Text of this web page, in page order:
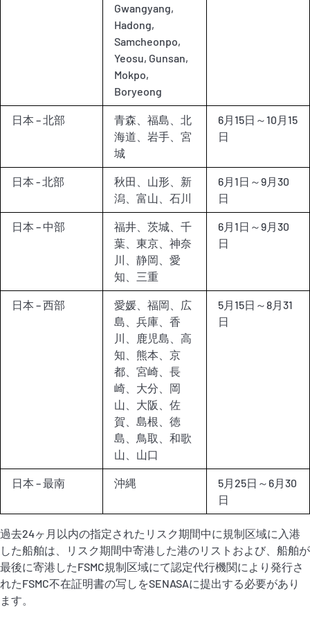
Gwangyang,
Hadong,
Samcheonpo,
Yeosu, Gunsan,
Mokpo,
Boryeong
日本 – 北部
青森、福島、北
海道、岩手、宮
城
6月15日～10月15
日
日本 - 北部
秋田、山形、新
潟、富山、石川
6月1日～9月30
日
日本 – 中部
福井、茨城、千
葉、東京、神奈
川、静岡、愛
知、三重
6月1日～9月30
日
日本 – 西部
愛媛、福岡、広
島、兵庫、香
川、鹿児島、高
知、熊本、京
都、宮崎、長
崎、大分、岡
山、大阪、佐
賀、島根、徳
島、鳥取、和歌
山、山口
5月15日～8月31
日
日本 – 最南 沖縄
5月25日～6月30
日
過去24ヶ月以内の指定されたリスク期間中に規制区域に入港
した船舶は、リスク期間中寄港した港のリストおよび、船舶が
最後に寄港したFSMC規制区域にて認定代行機関により発行さ
れたFSMC不在証明書の写しをSENASAに提出する必要があり
ます。